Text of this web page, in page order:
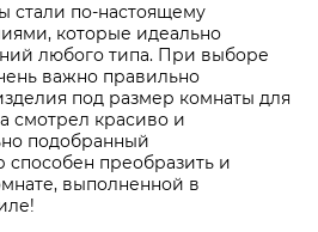
стали по-настоящему
которые идеально
любого типа. При выборе
важно правильно
под размер комнаты для
смотрел красиво и
подобранный
преобразить и
выполненной в